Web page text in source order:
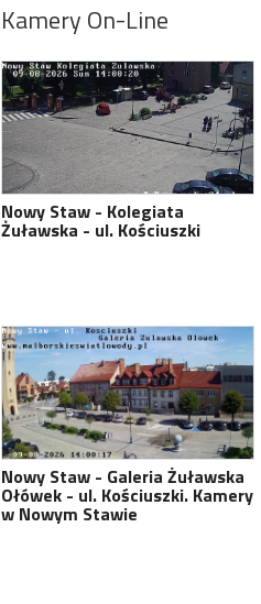
Kamery On-Line
Nowy Staw - Kolegiata
Żuławska - ul. Kościuszki
Nowy Staw - Galeria Żuławska
Ołówek - ul. Kościuszki. Kamery
w Nowym Stawie